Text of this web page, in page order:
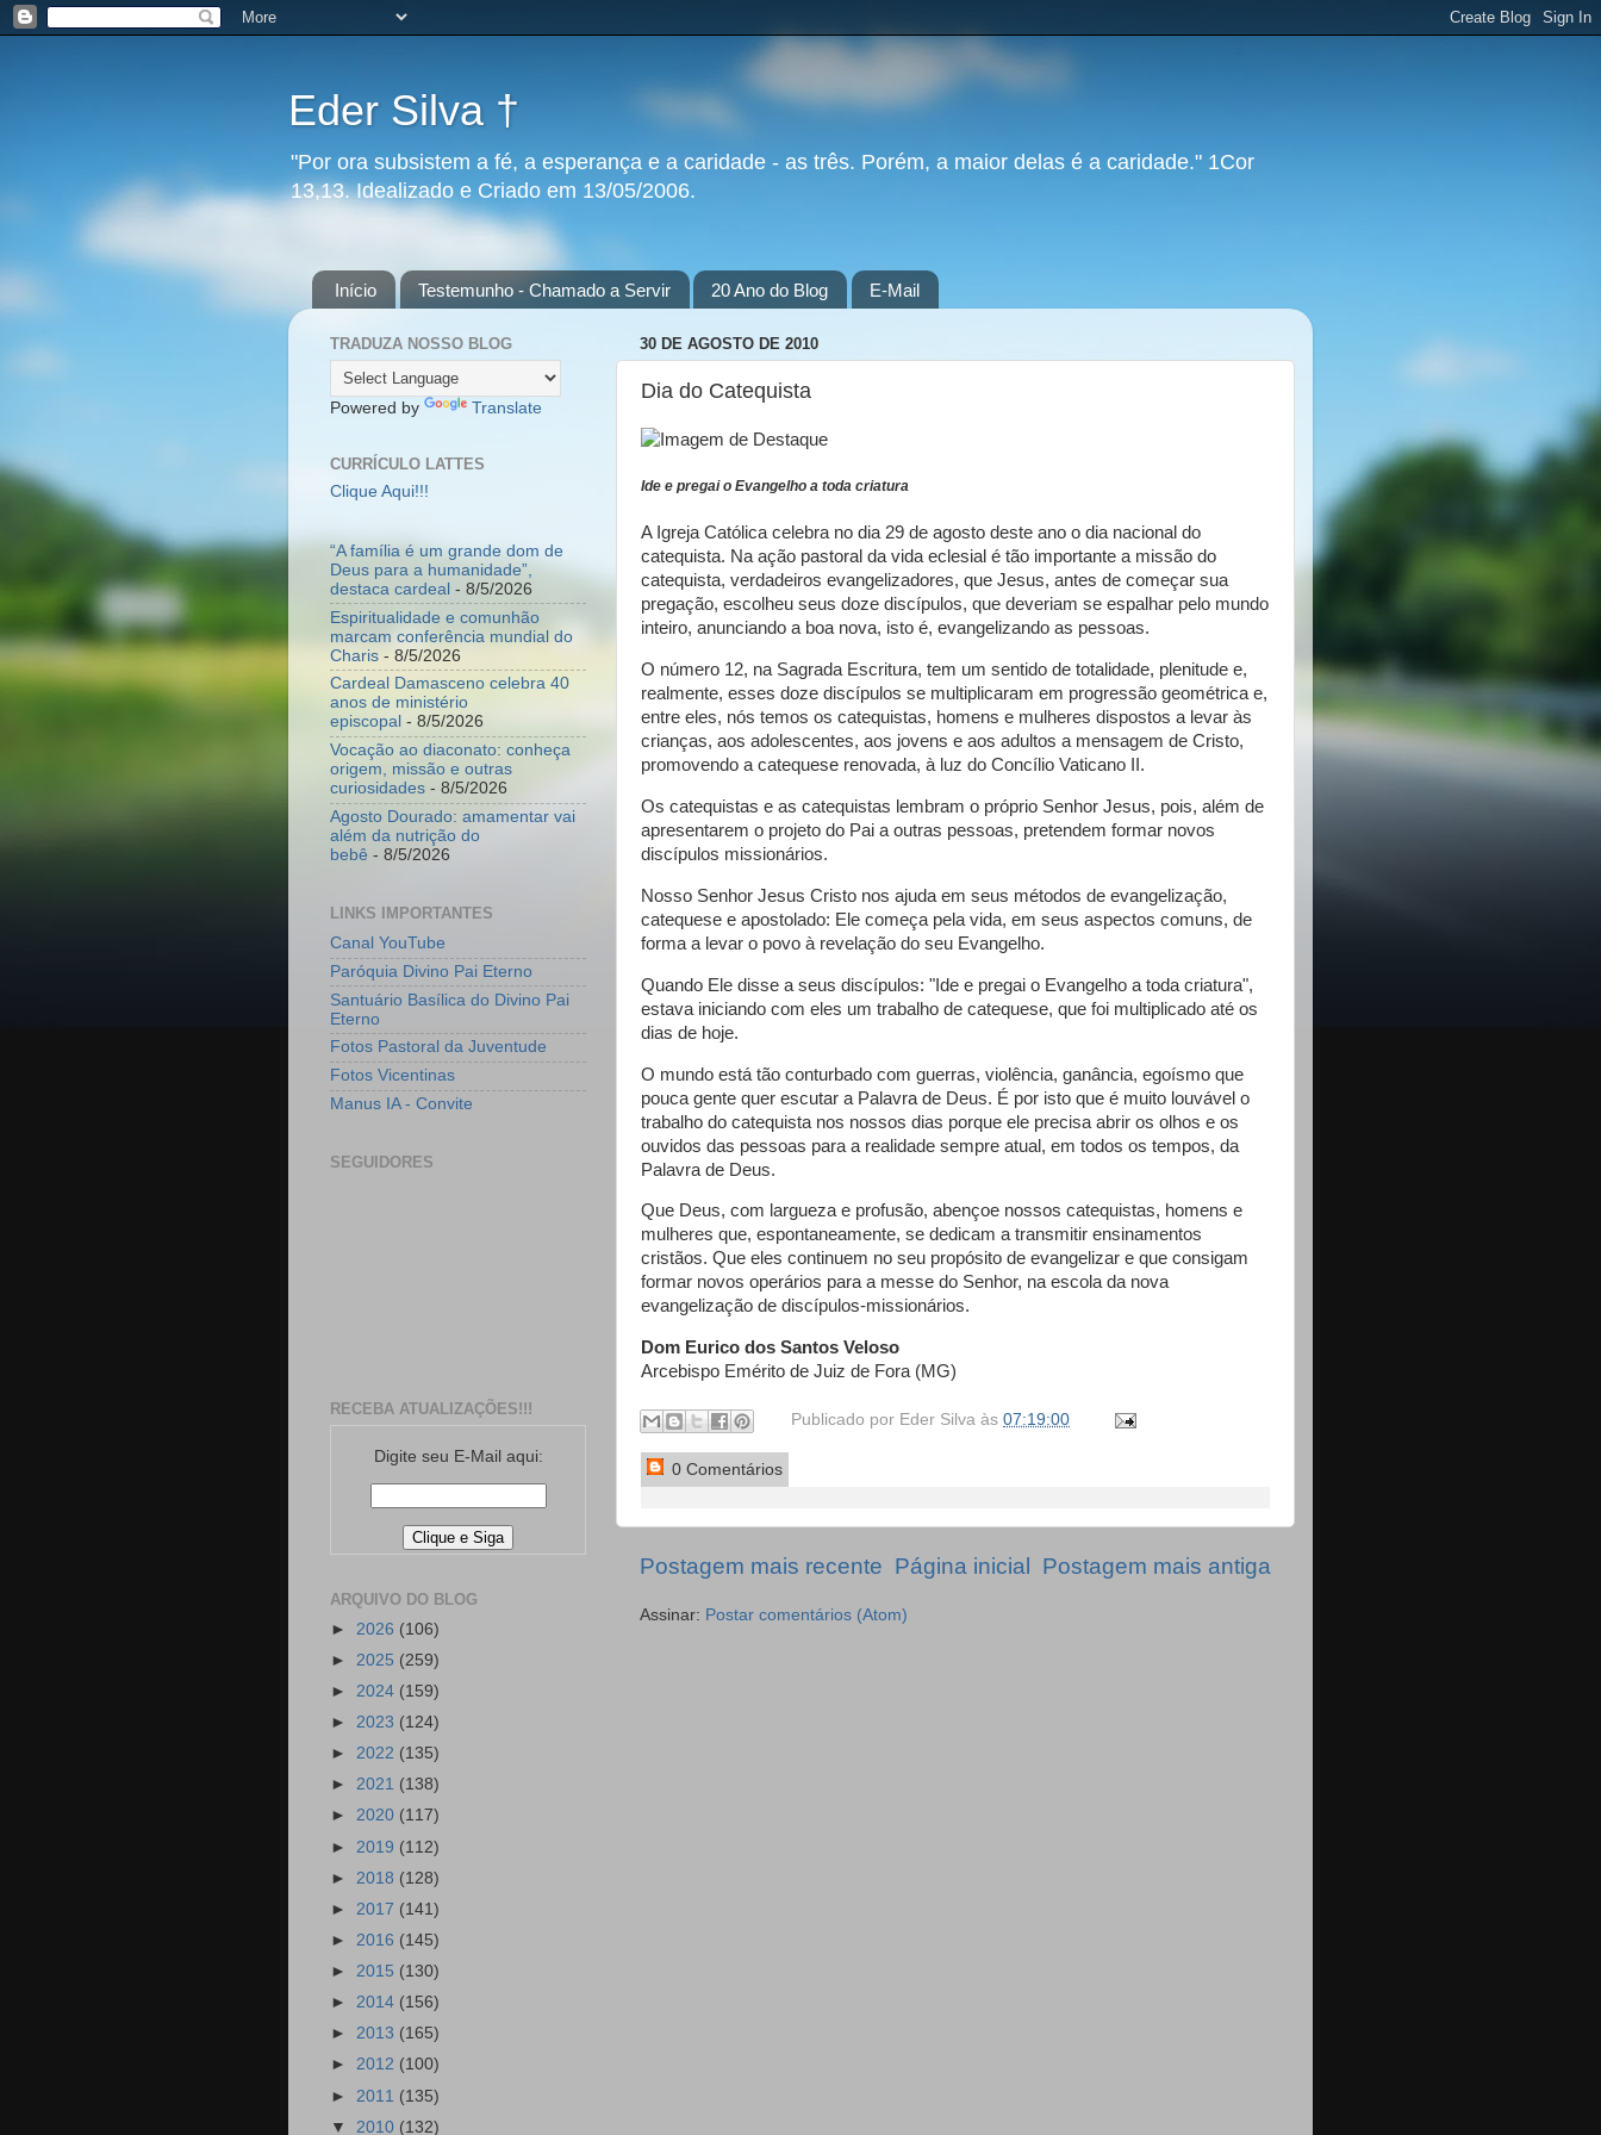
Eder Silva †
"Por ora subsistem a fé, a esperança e a caridade - as três. Porém, a maior delas é a caridade." 1Cor
13,13. Idealizado e Criado em 13/05/2006.
Início Testemunho - Chamado a Servir 20 Ano do Blog E-Mail
30 DE AGOSTO DE 2010
Dia do Catequista
Ide e pregai o Evangelho a toda criatura
A Igreja Católica celebra no dia 29 de agosto deste ano o dia nacional do
catequista. Na ação pastoral da vida eclesial é tão importante a missão do
catequista, verdadeiros evangelizadores, que Jesus, antes de começar sua
pregação, escolheu seus doze discípulos, que deveriam se espalhar pelo mundo
inteiro, anunciando a boa nova, isto é, evangelizando as pessoas.
O número 12, na Sagrada Escritura, tem um sentido de totalidade, plenitude e,
realmente, esses doze discípulos se multiplicaram em progressão geométrica e,
entre eles, nós temos os catequistas, homens e mulheres dispostos a levar às
crianças, aos adolescentes, aos jovens e aos adultos a mensagem de Cristo,
promovendo a catequese renovada, à luz do Concílio Vaticano II.
Os catequistas e as catequistas lembram o próprio Senhor Jesus, pois, além de
apresentarem o projeto do Pai a outras pessoas, pretendem formar novos
discípulos missionários.
Nosso Senhor Jesus Cristo nos ajuda em seus métodos de evangelização,
catequese e apostolado: Ele começa pela vida, em seus aspectos comuns, de
forma a levar o povo à revelação do seu Evangelho.
Quando Ele disse a seus discípulos: "Ide e pregai o Evangelho a toda criatura",
estava iniciando com eles um trabalho de catequese, que foi multiplicado até os
dias de hoje.
O mundo está tão conturbado com guerras, violência, ganância, egoísmo que
pouca gente quer escutar a Palavra de Deus. É por isto que é muito louvável o
trabalho do catequista nos nossos dias porque ele precisa abrir os olhos e os
ouvidos das pessoas para a realidade sempre atual, em todos os tempos, da
Palavra de Deus.
Que Deus, com largueza e profusão, abençoe nossos catequistas, homens e
mulheres que, espontaneamente, se dedicam a transmitir ensinamentos
cristãos. Que eles continuem no seu propósito de evangelizar e que consigam
formar novos operários para a messe do Senhor, na escola da nova
evangelização de discípulos-missionários.
Dom Eurico dos Santos Veloso
Arcebispo Emérito de Juiz de Fora (MG)
Publicado por Eder Silva às 07:19:00
0 Comentários
Postagem mais recente Postagem mais antiga
Página inicial
Assinar: Postar comentários (Atom)
TRADUZA NOSSO BLOG
Powered by Translate
CURRÍCULO LATTES
Clique Aqui!!!
“A família é um grande dom de
Deus para a humanidade”,
destaca cardeal - 8/5/2026
Espiritualidade e comunhão
marcam conferência mundial do
Charis - 8/5/2026
Cardeal Damasceno celebra 40
anos de ministério
episcopal - 8/5/2026
Vocação ao diaconato: conheça
origem, missão e outras
curiosidades - 8/5/2026
Agosto Dourado: amamentar vai
além da nutrição do
bebê - 8/5/2026
LINKS IMPORTANTES
Canal YouTube
Paróquia Divino Pai Eterno
Santuário Basílica do Divino Pai
Eterno
Fotos Pastoral da Juventude
Fotos Vicentinas
Manus IA - Convite
SEGUIDORES
RECEBA ATUALIZAÇÕES!!!
Digite seu E-Mail aqui:
ARQUIVO DO BLOG
► 2026 (106)
► 2025 (259)
► 2024 (159)
► 2023 (124)
► 2022 (135)
► 2021 (138)
► 2020 (117)
► 2019 (112)
► 2018 (128)
► 2017 (141)
► 2016 (145)
► 2015 (130)
► 2014 (156)
► 2013 (165)
► 2012 (100)
► 2011 (135)
▼ 2010 (132)